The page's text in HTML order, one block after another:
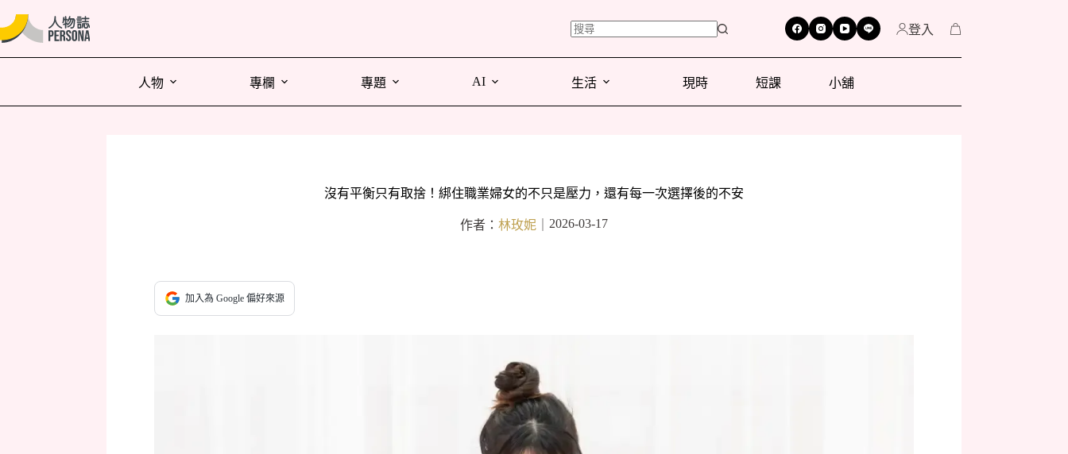
登入
人物 專欄 專題 AI 生活 現時 短課 小舖
沒有平衡只有取捨！綁住職業婦女的不只是壓力，還有每一次選擇後的不安
作者： 林玫妮 2026-03-17
加入為 Google 偏好來源